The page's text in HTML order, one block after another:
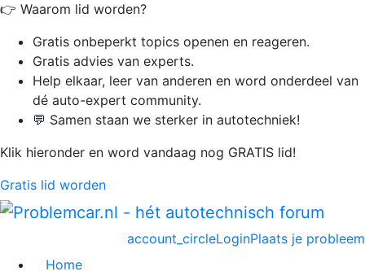
👉 Waarom lid worden?
Gratis onbeperkt topics openen en reageren.
Gratis advies van experts.
Help elkaar, leer van anderen en word onderdeel van
dé auto-expert community.
💬 Samen staan we sterker in autotechniek!
Klik hieronder en word vandaag nog GRATIS lid!
Gratis lid worden
Plaats je probleem
account_circleLogin
Home